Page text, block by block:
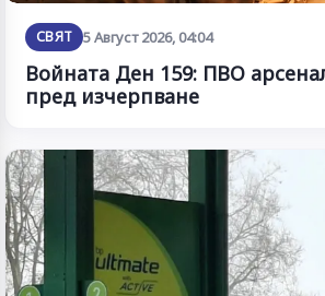
СВЯТ 5 Август 2026, 04:04
Войната Ден 159: ПВО
пред изчерпване